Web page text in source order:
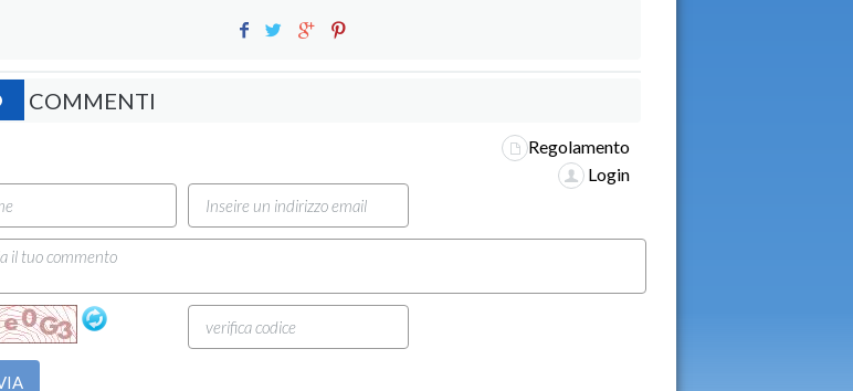
COMMENTI
Regolamento
Login